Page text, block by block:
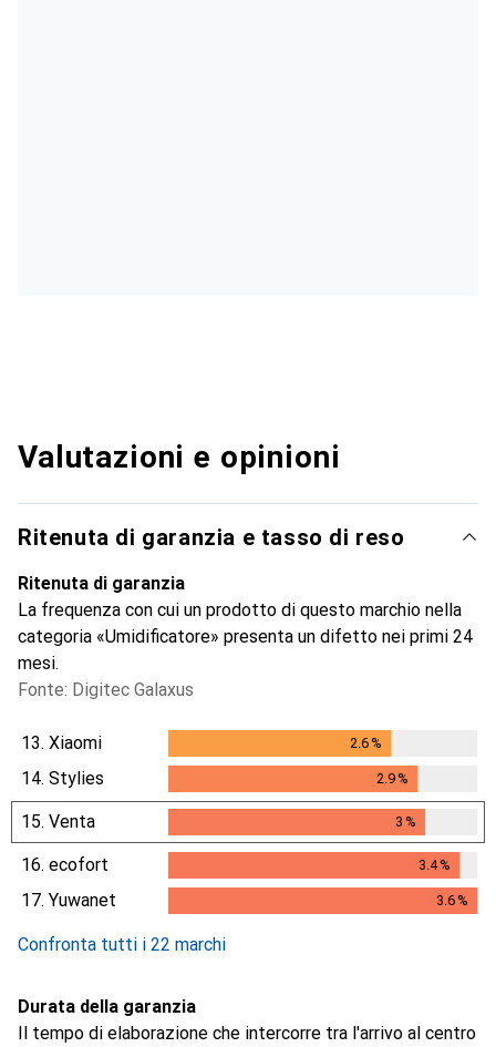
Valutazioni e opinioni
Ritenuta di garanzia e tasso di reso
Ritenuta di garanzia
La frequenza con cui un prodotto di questo marchio nella
categoria «Umidificatore» presenta un difetto nei primi 24
mesi.
Fonte: Digitec Galaxus
13. Xiaomi 2.6%
14. Stylies 2.9%
15. Venta 3 %
16. ecofort 3.4%
3.4%
17. Yuwanet 3.6%
Confronta tutti i 22 marchi
Durata della garanzia
Il tempo di elaborazione che intercorre tra l'arrivo al centro